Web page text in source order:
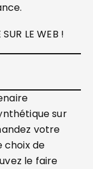
LE WEB !
sur
votre
choix de
le faire